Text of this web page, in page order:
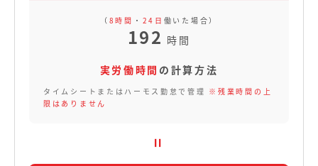
（ 8時間 ・ 24日 働いた場合）
192 時間
実労働時間 の計算方法
タイムシートまたはハーモス勤怠で管理 ※残業時間の上
限はありません